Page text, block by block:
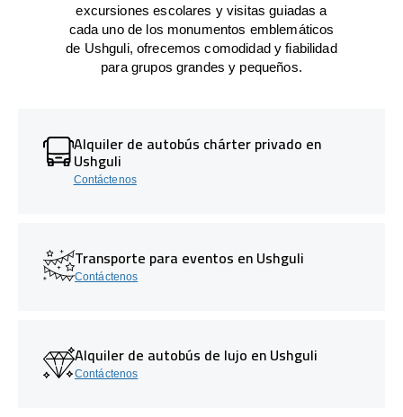
excursiones escolares y visitas guiadas a
cada uno de los monumentos emblemáticos
de Ushguli, ofrecemos comodidad y fiabilidad
para grupos grandes y pequeños.
Alquiler de autobús chárter privado en
Ushguli
Contáctenos
Transporte para eventos en Ushguli
Contáctenos
Alquiler de autobús de lujo en Ushguli
Contáctenos